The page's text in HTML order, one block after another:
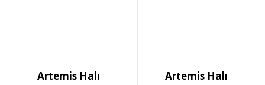
Artemis Halı Artemis Halı